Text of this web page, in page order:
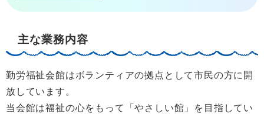
主な業務内容
勤労福祉会館はボランティアの拠点として市民の方に開
放しています。
当会館は福祉の心をもって「やさしい館」を目指してい